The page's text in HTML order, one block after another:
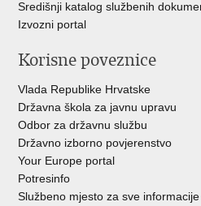
Središnji katalog službenih
Izvozni portal
Korisne poveznice
Vlada Republike Hrvatske
Državna škola za javnu upravu
Odbor za državnu službu
Državno izborno povjerenstvo
Your Europe portal
Potresinfo
Službeno mjesto za sve